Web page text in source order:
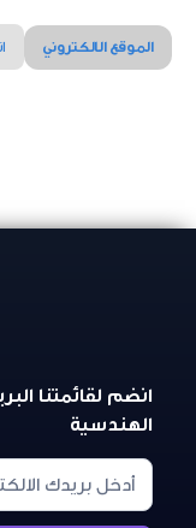
الموقع الالكتروني
انضم لقائمتنا
الهندسية